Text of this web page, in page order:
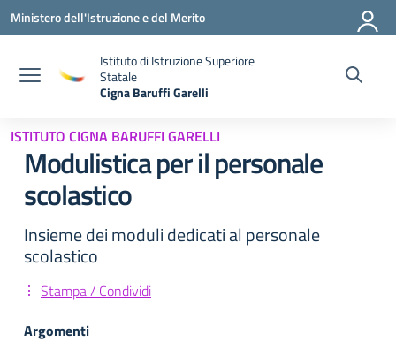
Vai ai contenuti
Vai al menu di navigazione
Vai al footer
Ministero dell'Istruzione e del Merito
Istituto di Istruzione Superiore
Statale
Cigna Baruffi Garelli
ISTITUTO CIGNA BARUFFI GARELLI
Modulistica per il personale
scolastico
Insieme dei moduli dedicati al personale
scolastico
Stampa / Condividi
Argomenti